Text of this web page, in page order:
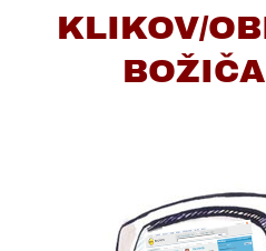
KLIKOV/